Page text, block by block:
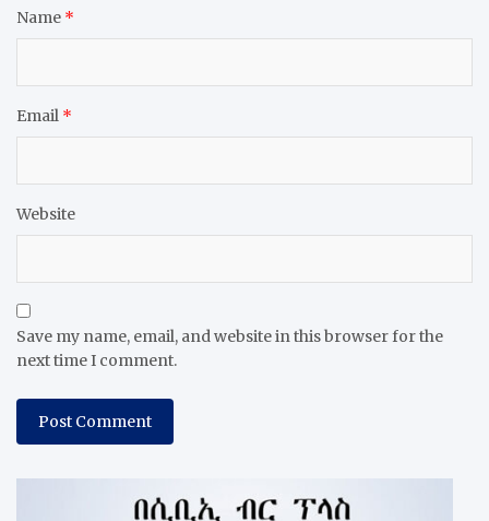
Name *
Email *
Website
Save my name, email, and website in this browser for the
next time I comment.